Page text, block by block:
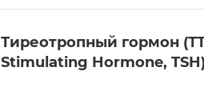
Тиреотропный гормон
Stimulating Hormone, TSH)